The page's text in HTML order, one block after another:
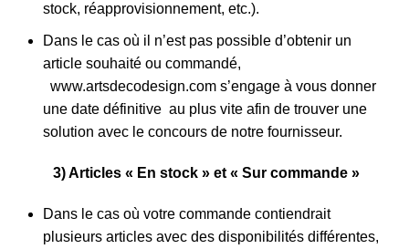
stock, réapprovisionnement, etc.).
Dans le cas où il n’est pas possible d’obtenir un
article souhaité ou commandé,
www.artsdecodesign.com s’engage à vous donner
une date définitive au plus vite afin de trouver une
solution avec le concours de notre fournisseur.
3) Articles « En stock » et « Sur commande »
Dans le cas où votre commande contiendrait
plusieurs articles avec des disponibilités différentes,